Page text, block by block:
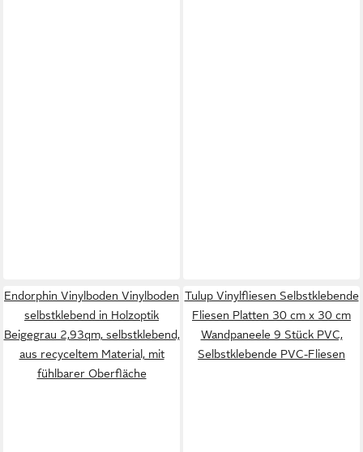
Endorphin Vinylboden Vinylboden
selbstklebend in Holzoptik
Beigegrau 2,93qm, selbstklebend,
aus recyceltem Material, mit
fühlbarer Oberfläche
Tulup Vinylfliesen Selbstklebende
Fliesen Platten 30 cm x 30 cm
Wandpaneele 9 Stück PVC,
Selbstklebende PVC-Fliesen